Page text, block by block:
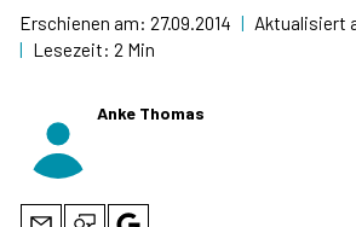
Erschienen am: 27.09.2014 | Aktualisiert
| Lesezeit: 2 Min
Anke Thomas